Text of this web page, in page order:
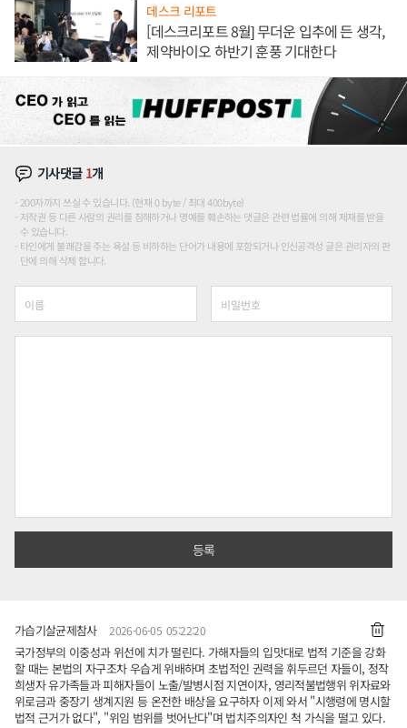
데스크 리포트
[데스크리포트 8월] 무더운 입추에 든 생각,
제약바이오 하반기 훈풍 기대한다
기사댓글 1개
200자까지 쓰실 수 있습니다. (현재 0 byte / 최대 400byte)
저작권 등 다른 사람의 권리를 침해하거나 명예를 훼손하는 댓글은 관련 법률에 의해 제재를 받을
수 있습니다.
타인에게 불쾌감을 주는 욕설 등 비하하는 단어가 내용에 포함되거나 인신공격성 글은 관리자의 판
단에 의해 삭제 합니다.
가습기살균제참사 2026-06-05 05:22:20
국가정부의 이중성과 위선에 치가 떨린다. 가해자들의 입맛대로 법적 기준을 강화
할 때는 본법의 자구조차 우습게 위배하며 초법적인 권력을 휘두르던 자들이, 정작
희생자 유가족들과 피해자들이 노출/발병시점 지연이자, 영리적불법행위 위자료와
위로금과 중장기 생계지원 등 온전한 배상을 요구하자 이제 와서 "시행령에 명시할
법적 근거가 없다", "위임 범위를 벗어난다"며 법치주의자인 척 가식을 떨고 있다.